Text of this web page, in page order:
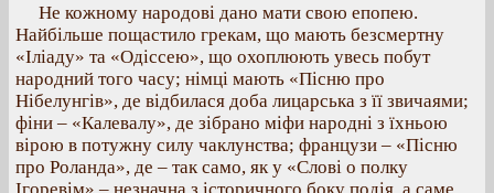
Не кожному народові дано мати свою епопею.
Найбільше пощастило грекам, що мають безсмертну
«Іліаду» та «Одіссею», що охоплюють увесь побут
народний того часу; німці мають «Пісню про
Нібелунгів», де відбилася доба лицарська з її звичаями;
фіни – «Калевалу», де зібрано міфи народні з їхньою
вірою в потужну силу чаклунства; французи – «Пісню
про Роланда», де – так само, як у «Слові о полку